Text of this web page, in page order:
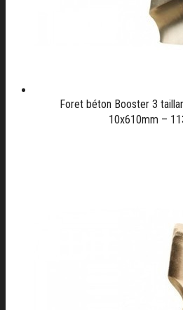
Foret béton Booster 3
10x610mm –